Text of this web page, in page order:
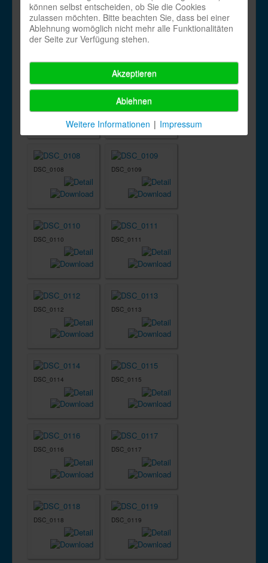
DSC_0104 DSC_0105
DSC_0107
DSC_0108 DSC_0109
DSC_0110 DSC_0111
DSC_0112 DSC_0113
DSC_0114 DSC_0115
DSC_0116 DSC_0117
DSC_0118 DSC_0119
können selbst entscheiden, ob Sie die Cookies
zulassen möchten. Bitte beachten Sie, dass bei einer
Ablehnung womöglich nicht mehr alle Funktionalitäten
der Seite zur Verfügung stehen.
Akzeptieren
Ablehnen
Weitere Informationen | Impressum